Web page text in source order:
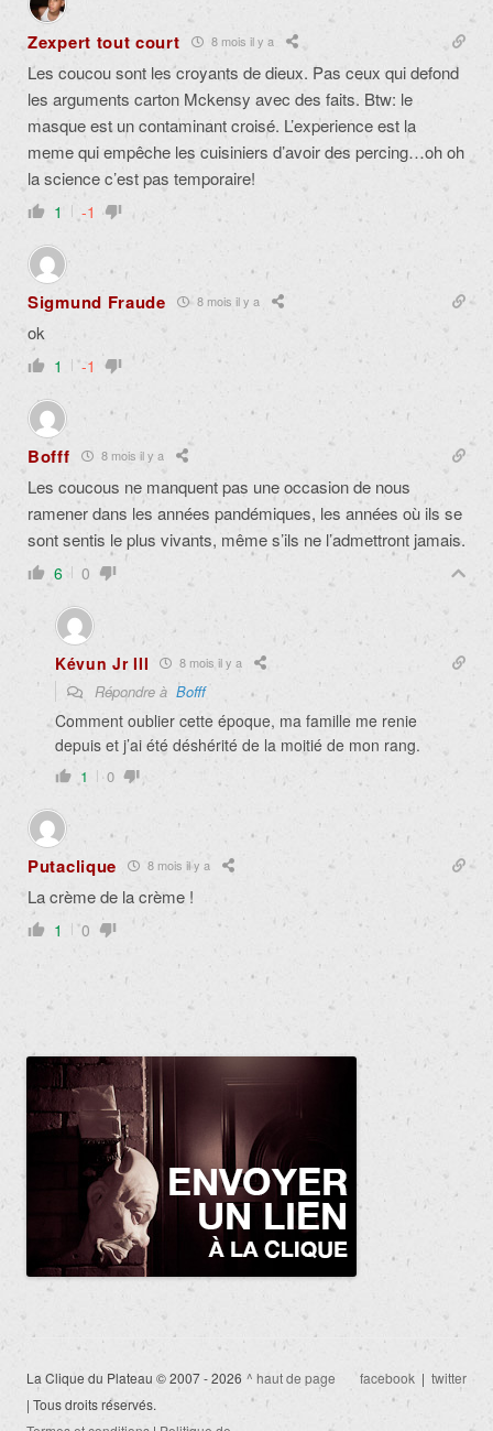
Zexpert tout court 8 mois il y a
Les coucou sont les croyants de dieux. Pas ceux qui defond
les arguments carton Mckensy avec des faits. Btw: le
masque est un contaminant croisé. L’experience est la
meme qui empêche les cuisiniers d’avoir des percing…oh oh
la science c’est pas temporaire!
1 -1
Sigmund Fraude 8 mois il y a
ok
1 -1
Bofff 8 mois il y a
Les coucous ne manquent pas une occasion de nous
ramener dans les années pandémiques, les années où ils se
sont sentis le plus vivants, même s’ils ne l’admettront jamais.
6 0
Kévun Jr III 8 mois il y a
Répondre à Bofff
Comment oublier cette époque, ma famille me renie
depuis et j’ai été déshérité de la moitié de mon rang.
1 0
Putaclique 8 mois il y a
La crème de la crème !
1 0
La Clique du Plateau © 2007 - 2026
| Tous droits réservés.
^ haut de page facebook | twitter